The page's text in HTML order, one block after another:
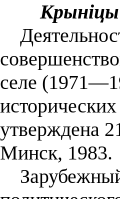
селе
утверждена
Минск, 1983.
Зарубежный